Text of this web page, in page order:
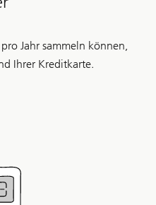
Jahr sammeln können,
Ihrer Kreditkarte.